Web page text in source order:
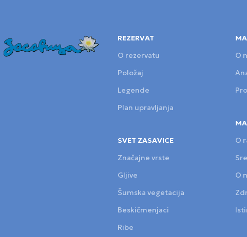
REZERVAT
O rezervatu
Položaj
Legende
Plan upravljanja
SVET ZASAVICE
Značajne vrste
Gljive
Šumska vegetacija
Beskičmenjaci
Ribe
O
O
O